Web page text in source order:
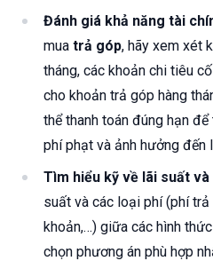
Đánh giá khả năng tài
mua trả góp, hãy xem xét
tháng, các khoản chi tiêu
cho khoản trả góp hàng
thể thanh toán đúng hạn
phí phạt và ảnh hưởng đến
Tìm hiểu kỹ về lãi suất
suất và các loại phí (phí
khoản,…) giữa các hình
chọn phương án phù hợp